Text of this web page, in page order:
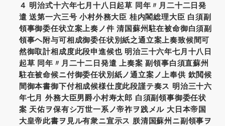
４ 明治式十六年七月十八日起草 同年〃月二十二日発
遣 送第一六三号 小村外務大臣 桂内閣総理大臣 白須副
領事御委任状立案上奏ノ件 清国蘇州駐在被命御白須副
領事ヘ附与可相成御委任状別紙之通立案上奏致候間可
然御取計相成度此段申進候也 明治三十六年七月十八日
起草 同年〃月二十二日発遣 上奏案 副領事白須直蘇州
駐在被命候ニ付御委任状別紙ノ通立案ノ上奉供 欽閲候
間御本書御下付相成候様仕度此段謹テ奏ス 明治三十六
年七月 外務大臣男爵小村寿太郎 白須副領事御委任状
案 天佑ヲ保有シ万世一系ノ帝祚ヲ践メル 大日本帝国
大皇帝此書ヲ見ル有衆ニ宣示ス 朕清国蘇州ニ副領事ヲ